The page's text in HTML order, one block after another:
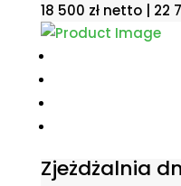
18 500 zł netto | 22
Zjeżdżalnia